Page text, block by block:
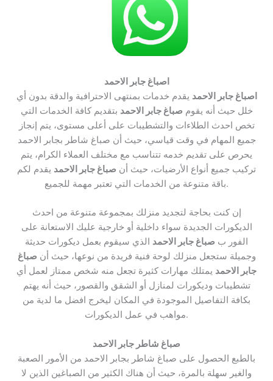
اصباغ جابر الاحمد
اصباغ جابر الاحمد يقدم خدمات بمنتهى الاحترافية والدقة بدون أي
خلل حيث أنه يقوم صباغ جابر الاحمد بتقديم كافة الخدمات التي
تخص احدث الطلاءات والتشطيبات على أعلى مستوى، يتم إنجاز
جميع المهام في وقت قياسي، حيث أن صباغ شاطر بجابر الاحمد
يحرص على تقديم خدمه تتناسب مع مختلف العملاء الكرام، يتم
تركيب جميع أنواع الأرضيات، حيث أن صباغ جابر الاحمد يقدم لكم
باقة متنوعة من الخدمات التي تعتبر مهمة للجميع.
إن كنت بحاجة لتجديد منزلك بمجموعة متنوعة من احدث
الديكورات الجديدة سواء داخلية أو خارجية عليك الاستعانة على
الفور ب صباغ جابر الاحمد الذي سيقوم بعمل ديكورات حديثة
وجميلة ستجعل منزلك لوحة فنية فريدة من نوعها، حيث أن صباغ
جابر الاحمد يمتلك مهارات كثيرة تجعل منه شخص ممتاز لعمل أي
تشطيبات وديكورات لمنازل أو الشقق والقصور، حيث أنه يهتم
بكافة التفاصيل الموجودة في المكان ليخرج افضل ما لدية من
مواهب في عمل الديكورات.
صباغ شاطر جابر الاحمد
بالطبع الحصول على صباغ شاطر بجابر الاحمد من الأمور الصعبة
والغير سهلة بالمرة، حيث أن هناك الكثير من الصباغين الذين لا